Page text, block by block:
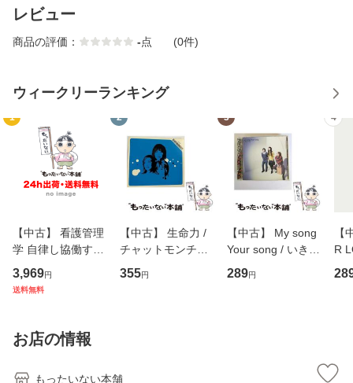
レビュー
商品の評価： -点 (0件)
ウィークリーランキング
1
【中古】 看護管理
学 自律し協働する
専門職の看護マネ
ジメントスキル 改
恵 藤本幸三 / 南江
堂 [単行
3,969円
送料無料
2
【中古】 生命力 /
チャットモンチー /
キューンレコード
[CD]【メール便送
355円
3
【中古】 My song
Your song / いきも
のがかり / [CD]
【メール便送料無
289円
4
【
R
産
お店の情報
もったいない本舗